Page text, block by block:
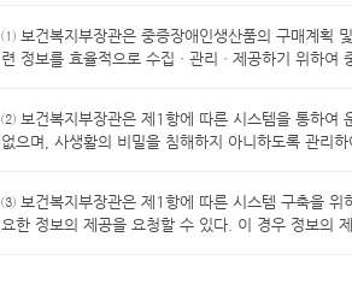
① 보건복지부장관은 중증장애인생산품의 구매계획
련 정보를 효율적으로 수집ㆍ관리ㆍ제공하기 위하여
② 보건복지부장관은 제1항에 따른 시스템을 통하여
없으며, 사생활의 비밀을 침해하지 아니하도록 관리하
③ 보건복지부장관은 제1항에 따른 시스템 구축을 위
요한 정보의 제공을 요청할 수 있다. 이 경우 정보의